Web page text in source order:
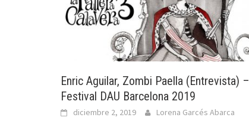
Enric Aguilar, Zombi Paella (Entrevista) –
Festival DAU Barcelona 2019
diciembre 2, 2019 Lorena Garcés Abarca